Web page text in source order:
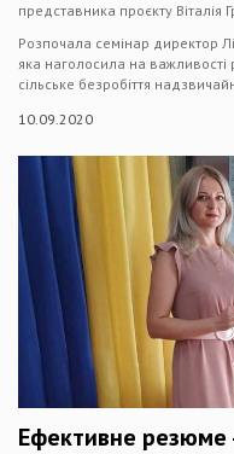
представника проєкту Віталія
Розпочала семінар директор
яка наголосила на важливості
сільське безробіття
10.09.2020
Ефективне резюме